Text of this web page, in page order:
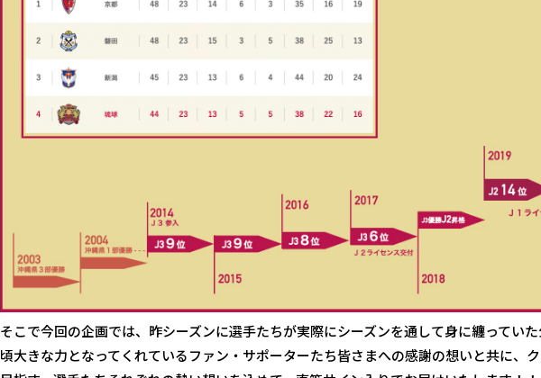
そこで今回の企画では、昨シーズンに選手たちが実際にシーズンを通して身に纏ってい
頃大きな力となってくれているファン・サポーターたち皆さまへの感謝の想いと共に、